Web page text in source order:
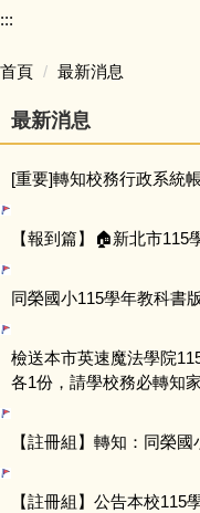
公職人員利益迴避專
會計資訊公開
校園宣導訊息
:::
首頁 最新消息
最新消息
[重要]轉知校務行政系統
【報到篇】🏠新北市
同榮國小115學年教科書
檢送本市英速魔法學院
各1份，請學校務必轉知
【註冊組】轉知：同榮
【註冊組】公告本校